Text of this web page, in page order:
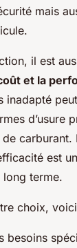
mais
il est
et la
inadapté
d’usure
carburant.
est
long terme.
choix,
besoins